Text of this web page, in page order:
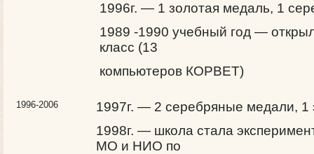
1996г. — 1 золотая медаль, 1
1989 -1990 учебный год —
класс (13
компьютеров КОРВЕТ)
1996-2006
1997г. — 2 серебряные медали, 1
1998г. — школа стала
МО и НИО по